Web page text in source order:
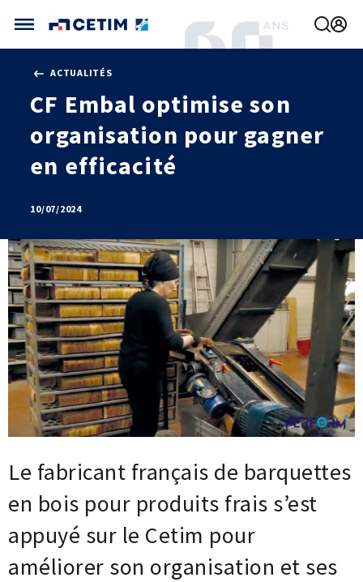
CETIM FRANCE
FRANCE (ACTUEL)
INTERNATIONAL
CETIM ALLEMAGNE
AGENDA
ACTUALITÉS
CETIM INFOS
VIDÉOS
NOUS REJOINDRE
MÉCATHÈQUE, LA BASE DE CONNAISSANCES
Base documentaire
TOUTES NOS SOLUTIONS ET PRESTATIONS
Essais – contrôles – mesures
Ingénierie produits / procédés
Conseil et Expertises
Analyse de défaillance
Témoignages Clients
NOS FORMATIONS CETIM ACADEMY®
Thématiques
Briques technologiques
Chaînes de valeur
NOS LOGICIELS
ACTUALITÉS
CF Embal optimise son
organisation pour gagner
en efficacité
10/07/2024
Le fabricant français de barquettes
en bois pour produits frais s’est
appuyé sur le Cetim pour
améliorer son organisation et ses